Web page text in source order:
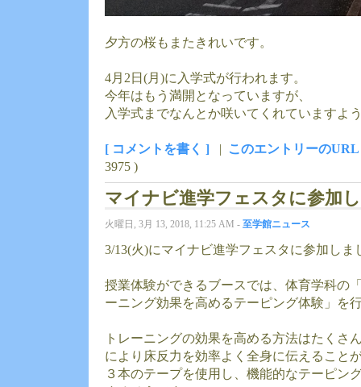
夕方の桜もまたきれいです。
4月2日(月)に入学式が行われます。
今年はもう満開となっていますが、
入学式までなんとか咲いてくれていますよ
[ コメントを書く ] | このエントリーのURL
3975 )
マイナビ進学フェスタに参加
火曜日, 3月 13, 2018, 11:25 AM - 至学館ニュース
3/13(火)にマイナビ進学フェスタに参加しま
授業体験ができるブースでは、体育学科の
ーニング効果を高めるテーピング体験」を
トレーニングの効果を高める方法はたくさ
により床反力を効率よく全身に伝えること
３本のテープを使用し、機能的なテーピン